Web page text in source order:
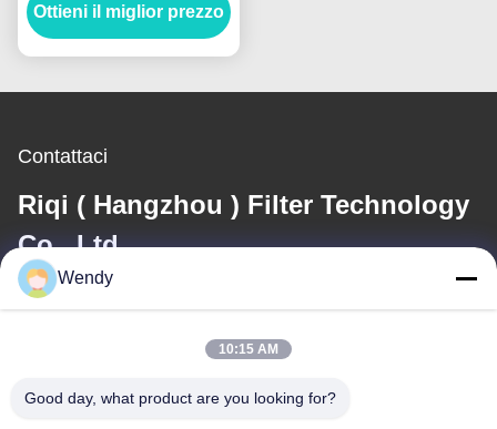
filtro dal collettore di
polveri di PTFE
Ottieni il miglior prezzo
Contattaci
Riqi ( Hangzhou ) Filter Technology
Co., Ltd.
E-mail
wendy@hzriqi.com
Wendy
10:15 AM
Good day, what product are you looking for?